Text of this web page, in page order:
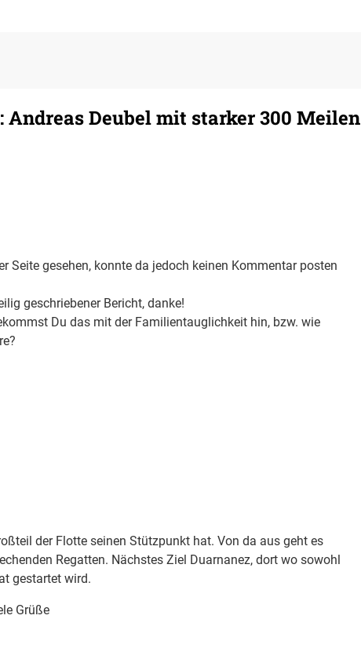
Andreas Deubel mit starker 300 Meilen
Seite gesehen, konnte da jedoch keinen Kommentar posten
geschriebener Bericht, danke!
Du das mit der Familientauglichkeit hin, bzw. wie
der Flotte seinen Stützpunkt hat. Von da aus geht es
Regatten. Nächstes Ziel Duarnanez, dort wo sowohl
gestartet wird.
Grüße